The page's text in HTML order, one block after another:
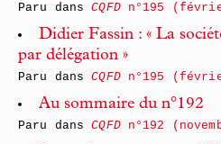
Paru dansCQFDn°195
Didier Fassin : « La
par délégation »
Paru dansCQFDn°195
Au sommaire du n°192
Paru dansCQFDn°192